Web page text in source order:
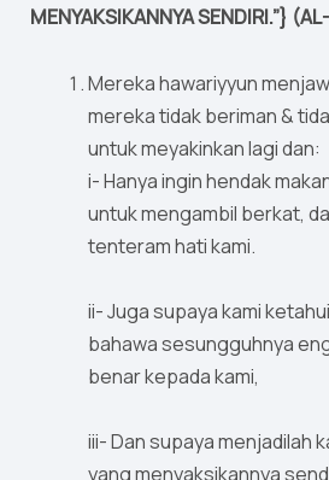
MENYAKSIKANNYA SENDIRI.”}
Mereka hawariyyun
mereka tidak beriman &
untuk meyakinkan lagi dan:
i- Hanya ingin hendak
untuk mengambil berkat,
tenteram hati kami.
ii- Juga supaya kami
bahawa sesungguhnya
benar kepada kami,
iii- Dan supaya menjadilah
yang menyaksikannya